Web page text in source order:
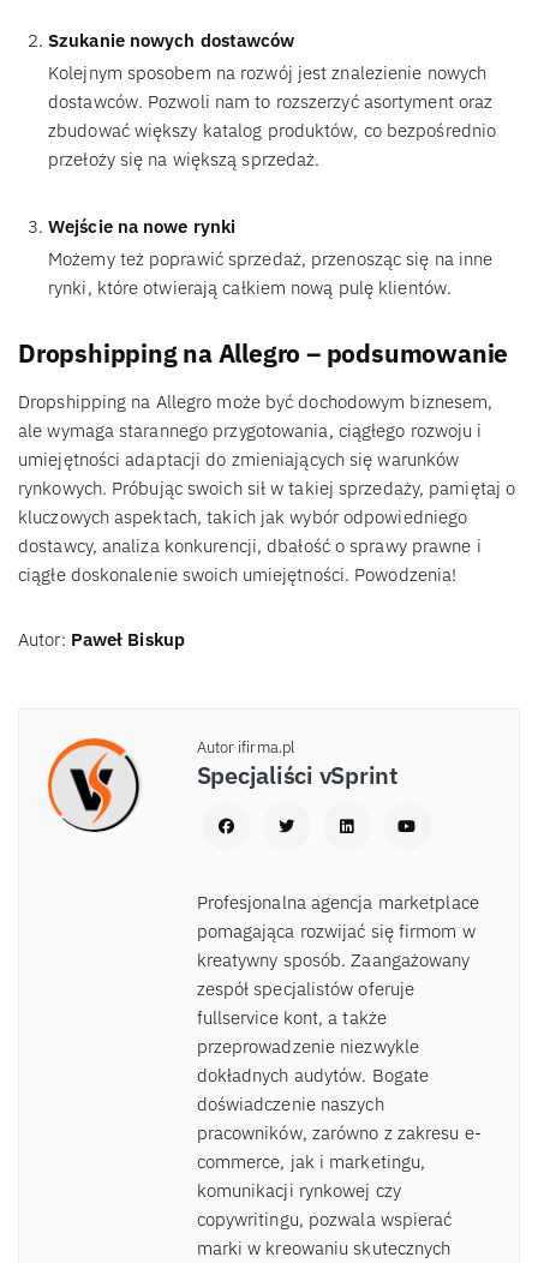
Szukanie nowych dostawców
Kolejnym sposobem na rozwój jest znalezienie nowych
dostawców. Pozwoli nam to rozszerzyć asortyment oraz
zbudować większy katalog produktów, co bezpośrednio
przełoży się na większą sprzedaż.
Wejście na nowe rynki
Możemy też poprawić sprzedaż, przenosząc się na inne
rynki, które otwierają całkiem nową pulę klientów.
Dropshipping na Allegro – podsumowanie
Dropshipping na Allegro może być dochodowym biznesem,
ale wymaga starannego przygotowania, ciągłego rozwoju i
umiejętności adaptacji do zmieniających się warunków
rynkowych. Próbując swoich sił w takiej sprzedaży, pamiętaj o
kluczowych aspektach, takich jak wybór odpowiedniego
dostawcy, analiza konkurencji, dbałość o sprawy prawne i
ciągłe doskonalenie swoich umiejętności. Powodzenia!
Autor: Paweł Biskup
Autor ifirma.pl
Specjaliści vSprint
Profesjonalna agencja marketplace
pomagająca rozwijać się firmom w
kreatywny sposób. Zaangażowany
zespół specjalistów oferuje
fullservice kont, a także
przeprowadzenie niezwykle
dokładnych audytów. Bogate
doświadczenie naszych
pracowników, zarówno z zakresu e-
commerce, jak i marketingu,
komunikacji rynkowej czy
copywritingu, pozwala wspierać
marki w kreowaniu skutecznych